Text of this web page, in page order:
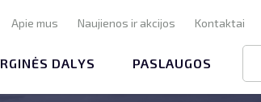
Apie mus Naujienos ir akcijos Kontaktai
DALYS PASLAUGOS